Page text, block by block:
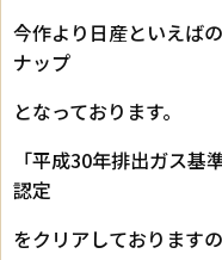
今作より日産といえば
ナップ
となっております。
「平成30年排出ガス
認定
をクリアしております